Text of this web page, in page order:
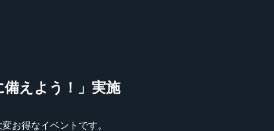
えよう！」実施
お得なイベントです。